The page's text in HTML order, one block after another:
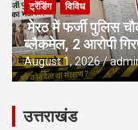
ट्रेंडिंग विविध
मेरठ में फर्जी पुलिस
ब्लैकमेल, 2 आरोपी
August 1, 2026
उत्तराखंड